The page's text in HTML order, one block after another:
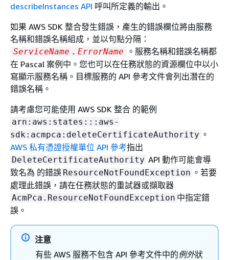
describeInstances API 呼叫所定義的輸出。
如果 AWS SDK 整合發生錯誤，產生的錯誤欄位將由服務
名稱和錯誤名稱組成，並以句點分隔：
ServiceName . ErrorName
。服務名稱和錯誤名稱都
在 Pascal 案例中。您也可以在任務狀態的資源欄位中以小
寫顯示服務名稱。目標服務的 API 參考文件會列出潛在的
錯誤名稱。
請考慮您可能使用 AWS SDK 整合 的範例
arn:aws:states:::aws-
sdk:acmpca:deleteCertificateAuthority 。
AWS 私有憑證授權單位 API 參考指出
DeleteCertificateAuthority API 動作可能會導
致名為 的錯誤 ResourceNotFoundException 。若要
處理此錯誤，請在任務狀態的重試器或擷取器
AcmPca.ResourceNotFoundException 中指定錯
誤。
注意
有些 AWS 服務不包含 API 參考文件中的例外狀